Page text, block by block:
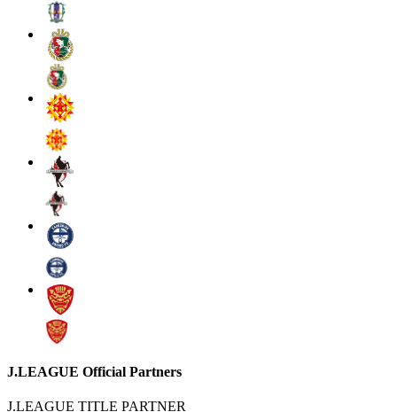
J.LEAGUE Official Partners
J.LEAGUE TITLE PARTNER